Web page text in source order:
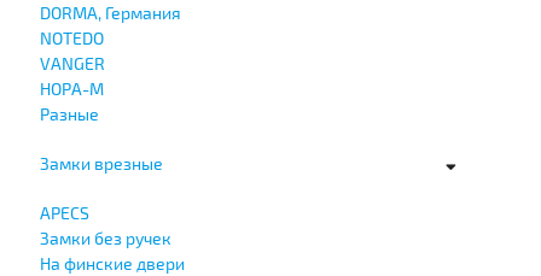
DORMA, Германия
NOTEDO
VANGER
НОРА-М
Разные
Замки врезные
APECS
Замки без ручек
На финские двери